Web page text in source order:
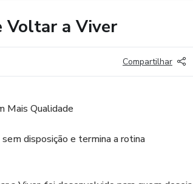
Voltar a Viver
Compartilhar
Mais Qualidade
disposição e termina a rotina